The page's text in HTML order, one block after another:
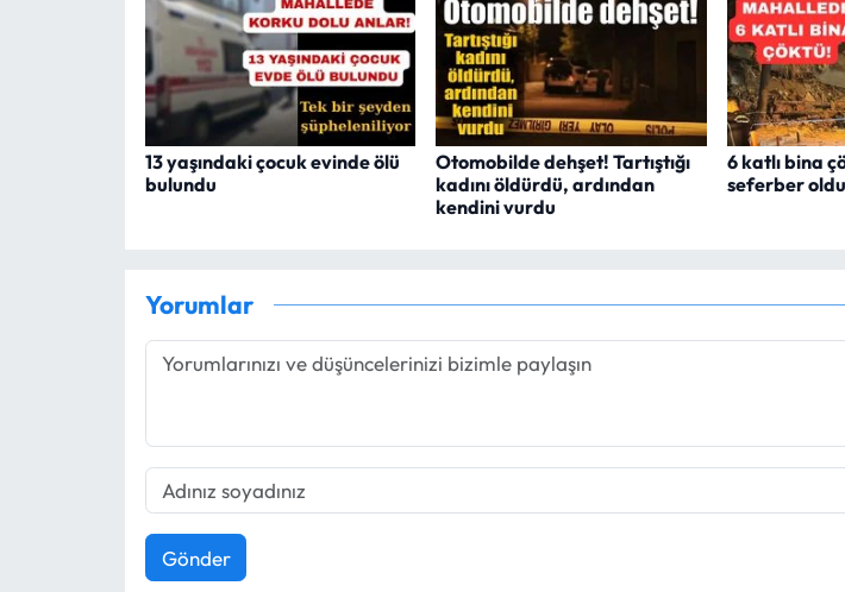
13 yaşındaki çocuk evinde ölü
bulundu
Otomobilde dehşet! Tartıştığı
kadını öldürdü, ardından
kendini vurdu
6 katlı bina
seferber oldu
Yorumlar
Gönder